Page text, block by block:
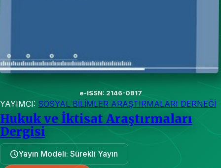
e-ISSN: 2146-0817
YAYIMCI: SOSYAL BİLİMLER ARAŞTIRMALARI DERNEĞİ
Hukuk ve İktisat Araştırmaları
Dergisi
Yayın Modeli: Sürekli Yayın